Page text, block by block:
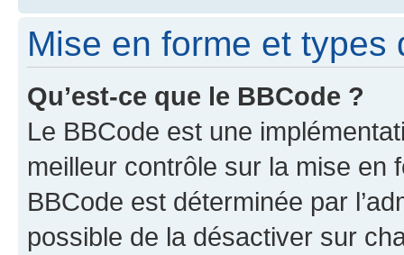
Mise en forme et types
Qu’est-ce que le BBCode ?
Le BBCode est une
meilleur contrôle sur la mise en
BBCode est déterminée par
possible de la désactiver sur